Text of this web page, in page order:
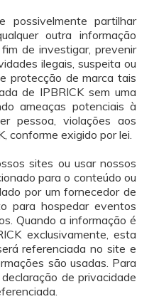
possivelmente partilhar
outra informação
de investigar, prevenir
ilegais, suspeita ou
protecção de marca tais
de IPBRICK sem uma
ameaças potenciais à
pessoa, violações aos
conforme exigido por lei.
sites ou usar nossos
para o conteúdo ou
por um fornecedor de
para hospedar eventos
Quando a informação é
exclusivamente, esta
referenciada no site e
são usadas. Para
de privacidade